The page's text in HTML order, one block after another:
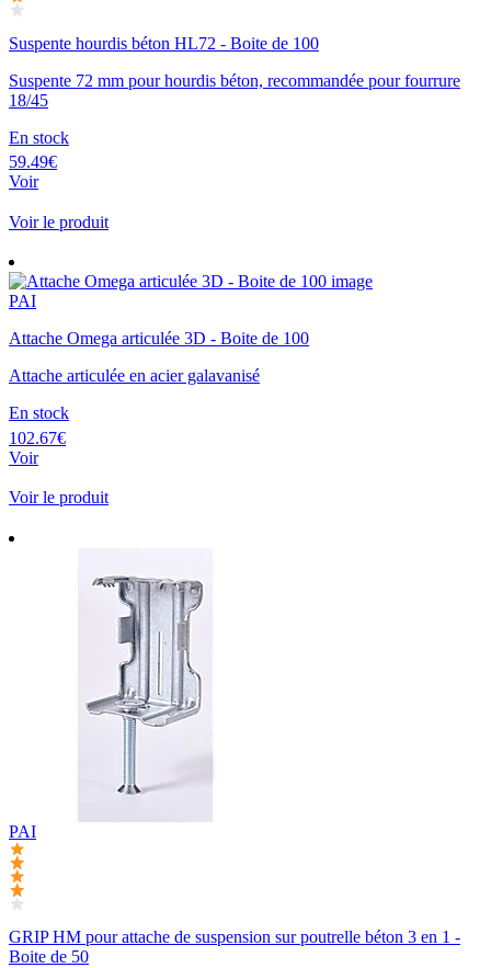
Suspente hourdis béton HL72 - Boite de 100
Suspente 72 mm pour hourdis béton, recommandée pour fourrure
18/45
En stock
59.49€
Voir
Voir le produit
PAI
Attache Omega articulée 3D - Boite de 100
Attache articulée en acier galavanisé
En stock
102.67€
Voir
Voir le produit
PAI
GRIP HM pour attache de suspension sur poutrelle béton 3 en 1 -
Boite de 50